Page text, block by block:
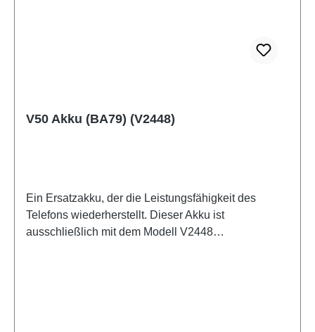
V50 Akku (BA79) (V2448)
Ein Ersatzakku, der die Leistungsfähigkeit des
Telefons wiederherstellt. Dieser Akku ist
ausschließlich mit dem Modell V2448